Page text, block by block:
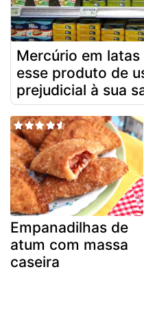
Mercúrio em
esse produto de
prejudicial à sua
Empanadilhas de
atum com massa
caseira